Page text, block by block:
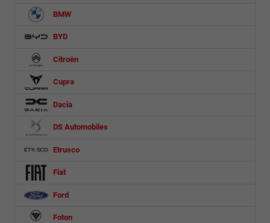
BMW
BYD
Citroën
Cupra
Dacia
DS Automobiles
Etrusco
Fiat
Ford
Foton